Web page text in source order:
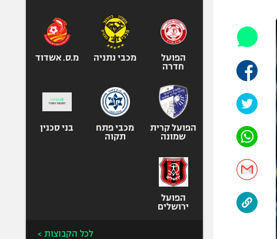
אופניים
ספורט מוטורי
כדורמים
בייסבול MLB
ספורט אתגרי
אומנויות לחימה
הפועל
חדרה
מכבי נתניה מ.ס. אשדוד
הפועל קרית
שמונה
מכבי פתח
תקוה
בני סכנין
הפועל
ירושלים
לכל הקבוצות >